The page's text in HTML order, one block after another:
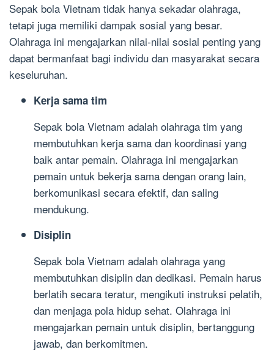
Sepak bola Vietnam tidak hanya sekadar olahraga,
tetapi juga memiliki dampak sosial yang besar.
Olahraga ini mengajarkan nilai-nilai sosial penting yang
dapat bermanfaat bagi individu dan masyarakat secara
keseluruhan.
Kerja sama tim
Sepak bola Vietnam adalah olahraga tim yang
membutuhkan kerja sama dan koordinasi yang
baik antar pemain. Olahraga ini mengajarkan
pemain untuk bekerja sama dengan orang lain,
berkomunikasi secara efektif, dan saling
mendukung.
Disiplin
Sepak bola Vietnam adalah olahraga yang
membutuhkan disiplin dan dedikasi. Pemain harus
berlatih secara teratur, mengikuti instruksi pelatih,
dan menjaga pola hidup sehat. Olahraga ini
mengajarkan pemain untuk disiplin, bertanggung
jawab, dan berkomitmen.